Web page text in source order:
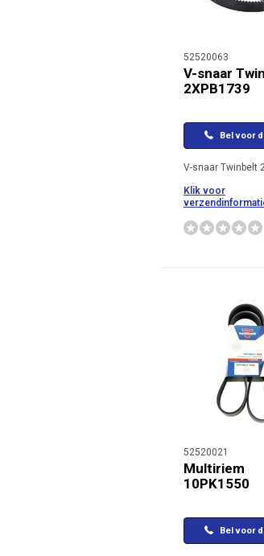
52520063
V-snaar
2XPB1739
Bel voor
V-snaar Twinbelt
Klik voor
52520021
Multiriem
10PK1550
Bel voor